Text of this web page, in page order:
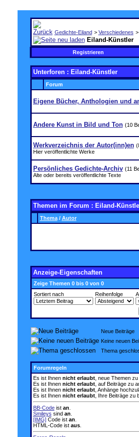
Gedichte-Eiland > Verschiedenes >
Eiland-Künstler
Registrieren
Unterforen: Eiland-Künstler
Forum
Eigene Bücher, Anthologien und
Andere Kunst in Bild und Ton (10
Werkverzeichnis der Autor(inn)en
Hier veröffentlichte Werke
Persönliches Gedichte-Archiv (11
Alte oder bereits veröffentlichte Texte
Themen im Forum : Eiland-
Thema/ Autor
Anzeige-Eigenschaften
Zeige Themen 0 bis 0 von 0
Sortiert nach
Reihenfolge
Neue Beiträge
Keine neuen
Thema
Forumregeln
Es ist Ihnen nicht erlaubt, neue Themen zu
Es ist Ihnen nicht erlaubt, auf Beiträge zu
Es ist Ihnen nicht erlaubt, Anhänge
Es ist Ihnen nicht erlaubt, Ihre Beiträge zu
BB-Codeist an
Smileys sind an
[IMG]Code ist an
HTML-Code ist aus.